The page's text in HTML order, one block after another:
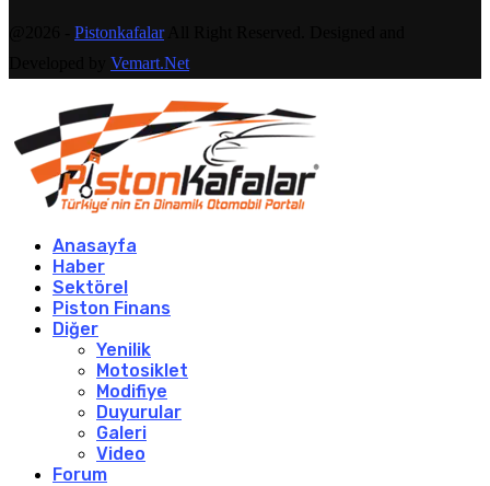
PistonkafalarAll Right Reserved. Designed and
Vemart.Net
Anasayfa
Haber
Sektörel
Piston Finans
Diğer
Yenilik
Motosiklet
Modifiye
Duyurular
Galeri
Video
Forum